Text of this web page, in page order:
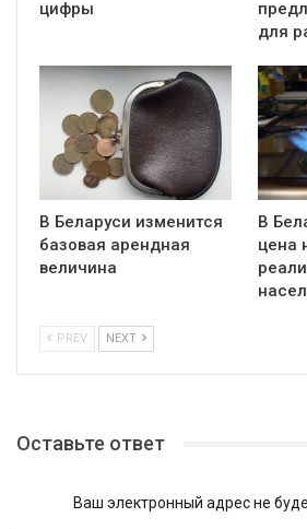
цифры
для
В Беларуси изменится
базовая арендная
величина
В
цена
PREV NEXT
Оставьте ответ
Ваш электронный адрес не